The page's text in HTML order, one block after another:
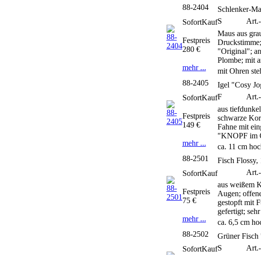
88-2404
Schlenker-
S
Maus aus
"Original";
Plombe; mit
mit Ohren
SofortKauf
Festpreis
280 €
mehr ...
88-2405
Igel "Cosy
F
aus
schwarze
Fahne mit
"KNOPF im
ca. 11 cm
SofortKauf
Festpreis
149 €
mehr ...
88-2501
Fisch Flossy,
aus weißem
Augen;
gestopft mit
gefertigt;
ca. 6,5 cm
SofortKauf
Festpreis
75 €
mehr ...
88-2502
Grüner
S
SofortKauf